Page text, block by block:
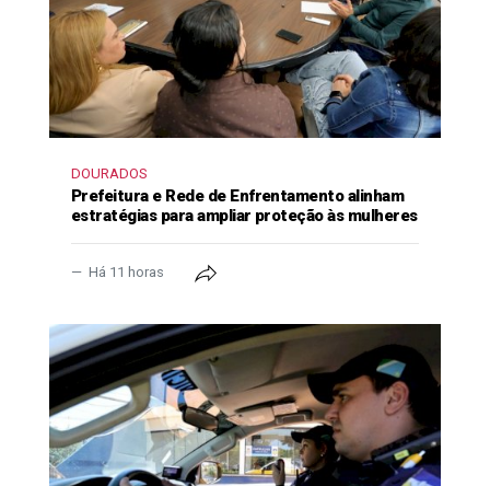
DOURADOS
Prefeitura e Rede de Enfrentamento alinham
estratégias para ampliar proteção às mulheres
Há 11 horas